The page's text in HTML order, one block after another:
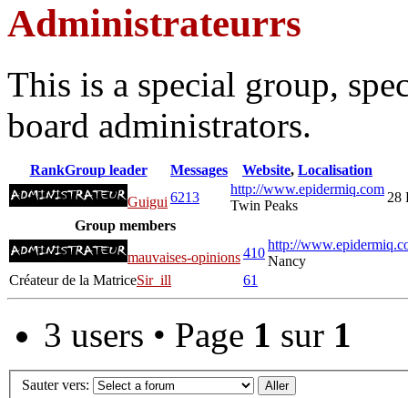
Administrateurrs
This is a special group,
board administrators.
RankGroup leader Messages Website, Localisation
Guigui 6213
http://www.epidermiq.com
Twin Peaks
28
Group members
mauvaises-opinions410
http://
Nancy
Créateur de la MatriceSir_ill 61
3 users • Page 1 sur 1
Sauter vers: